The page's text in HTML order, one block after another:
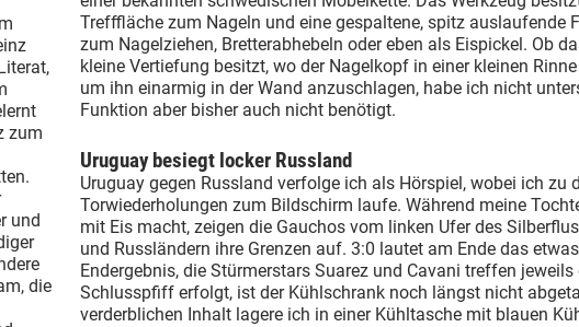
zum
und
die
Trefffläche zum Nageln und eine gespaltene, spitz auslaufende
zum Nagelziehen, Bretterabhebeln oder eben als Eispickel. Ob
kleine Vertiefung besitzt, wo der Nagelkopf in einer kleinen
um ihn einarmig in der Wand anzuschlagen, habe ich nicht
Funktion aber bisher auch nicht benötigt.
Uruguay besiegt locker Russland
Uruguay gegen Russland verfolge ich als Hörspiel, wobei ich zu
Torwiederholungen zum Bildschirm laufe. Während meine
mit Eis macht, zeigen die Gauchos vom linken Ufer des
und Russländern ihre Grenzen auf. 3:0 lautet am Ende das
Endergebnis, die Stürmerstars Suarez und Cavani treffen
Schlusspfiff erfolgt, ist der Kühlschrank noch längst nicht
verderblichen Inhalt lagere ich in einer Kühltasche mit blauen